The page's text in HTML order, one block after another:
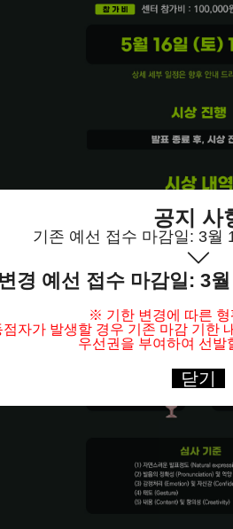
공지 사
기존 예선 접수 마감일: 3월
경 예선 접수 마감일: 3
※ 기한 변경에 따른 형
점자가 발생할 경우 기존 마감 기한
우선권을 부여하여 선발
닫기